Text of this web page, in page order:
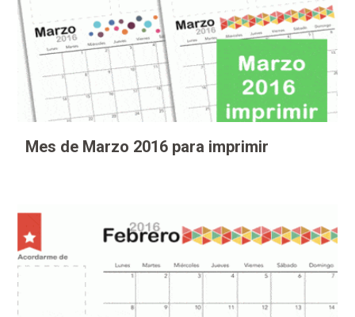
Mes de Marzo 2016 para imprimir